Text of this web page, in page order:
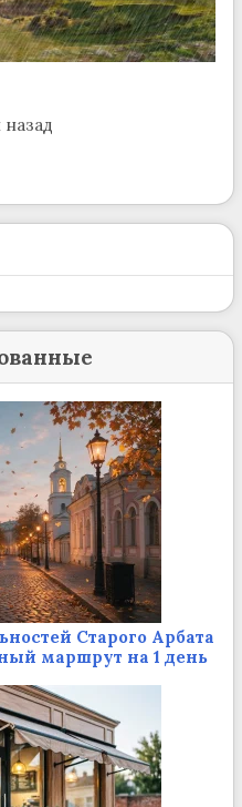
назад
Старого Арбата
маршрут на 1 день